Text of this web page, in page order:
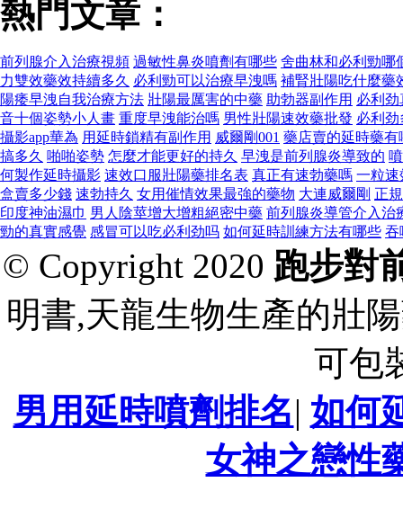
熱門文章：
前列腺介入治療視頻 過敏性鼻炎噴劑有哪些 舍曲林和必利勁哪
力雙效藥效持續多久 必利勁可以治療早洩嗎 補腎壯陽吃什麼藥
陽痿早洩自我治療方法 壯陽最厲害的中藥 助勃器副作用 必利
音十個姿勢小人畫 重度早洩能治嗎 男性壯陽速效藥批發 必利
攝影app華為 用延時鎖精有副作用 威爾剛001 藥店賣的延時藥有
搞多久 啪啪姿勢 怎麼才能更好的持久 早洩是前列腺炎導致的
何製作延時攝影 速效口服壯陽藥排名表 真正有速勃藥嗎 一粒速
盒賣多少錢 速勃持久 女用催情效果最強的藥物 大連威爾剛 正
印度神油濕巾 男人陰莖增大增粗絕密中藥 前列腺炎導管介入治
勁的真實感覺 感冒可以吃必利劲吗 如何延時訓練方法有哪些 吞
© Copyright 2020 跑步對
明書,天龍生物生產的壯
可包
男用延時噴劑排名| 如何
女神之戀性